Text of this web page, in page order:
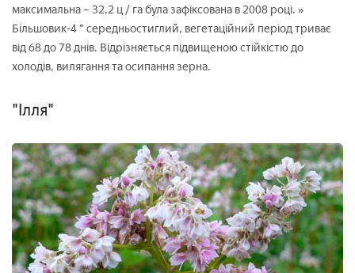
максимальна – 32,2 ц / га була зафіксована в 2008 році. »
Більшовик-4 " середньостиглий, вегетаційний період триває
від 68 до 78 днів. Відрізняється підвищеною стійкістю до
холодів, вилягання та осипання зерна.
"Ілля"